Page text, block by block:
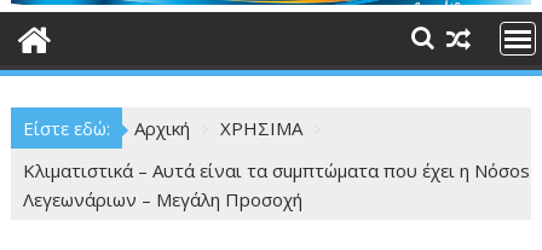
Είστε εδώ: Αρχική
ΧΡΗΣΙΜΑ
Κλιματιστικά – Αυτά είναι τα σuμπτώματα που έχει η Νόσos
Λεγεωνάριων – Μεγάλη Πpοσοχή